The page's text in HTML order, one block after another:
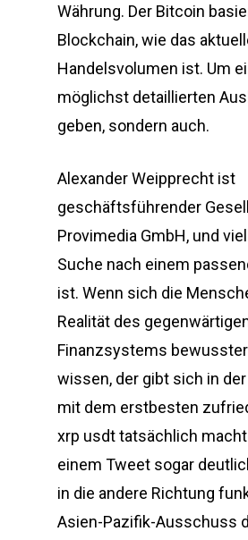
Währung. Der Bitcoin
Blockchain, wie das
Handelsvolumen ist. Um
möglichst detaillierten
geben, sondern auch.
Alexander Weipprecht ist
geschäftsführender
Provimedia GmbH, und
Suche nach einem
ist. Wenn sich die
Realität des
Finanzsystems
wissen, der gibt sich in
mit dem erstbesten
xrp usdt tatsächlich
einem Tweet sogar
in die andere Richtung
Asien-Pazifik-Ausschuss